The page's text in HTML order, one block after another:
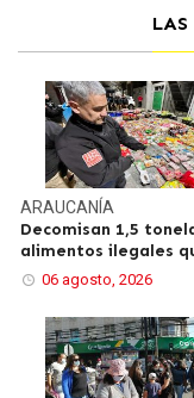
ARAUCANÍA
Decomisan 1,5
alimentos ilegales
06 agosto, 2026